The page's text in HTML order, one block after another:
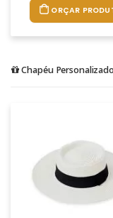
ORÇAR
Chapéu Personalizado